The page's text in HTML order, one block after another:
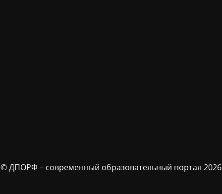
© ДПОРФ – современный образовательный портал 2026